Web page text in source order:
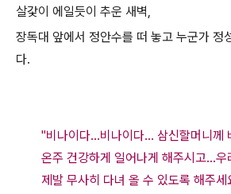
살갗이 에일듯이 추운 새벽,
장독대 앞에서 정안수를 떠 놓고 누군가 정
다.
"비나이다...비나이다... 삼신할머니께
온주 건강하게 일어나게 해주시고...
제발 무사히 다녀 올 수 있도록 해주세